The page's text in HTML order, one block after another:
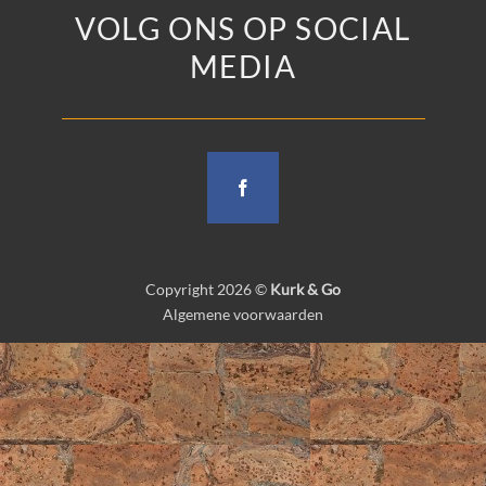
VOLG ONS OP SOCIAL
MEDIA
Copyright 2026 © Kurk & Go
Algemene voorwaarden